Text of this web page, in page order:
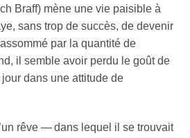
Braff) mène une vie paisible à
sans trop de succès, de devenir
par la quantité de
il semble avoir perdu le goût de
dans une attitude de
rêve — dans lequel il se trouvait